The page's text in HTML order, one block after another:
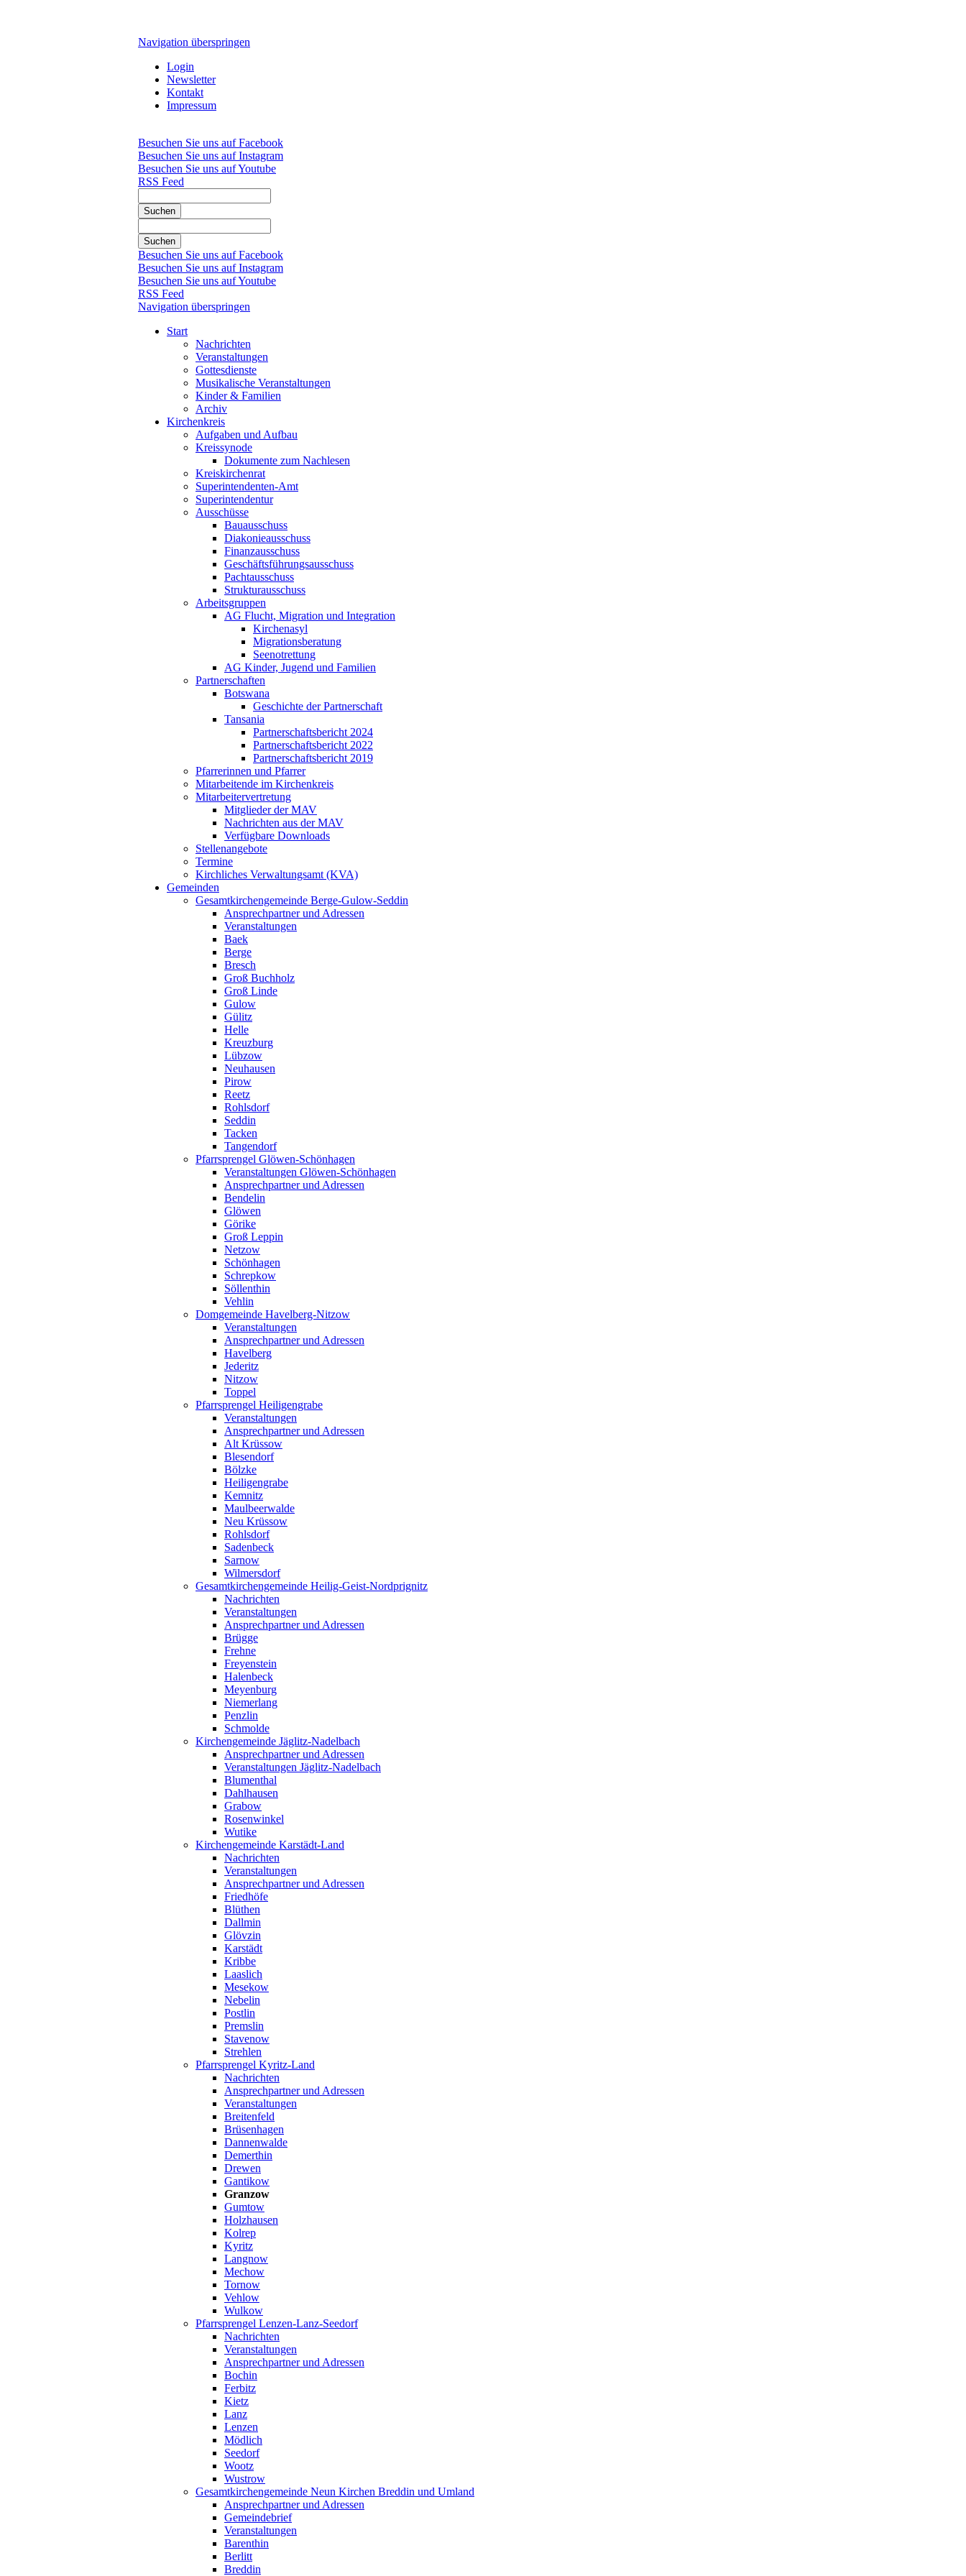
Navigation überspringen
Login
Newsletter
Kontakt
Impressum
Besuchen Sie uns auf Facebook
Besuchen Sie uns auf Instagram
Besuchen Sie uns auf Youtube
RSS Feed
Suchen
Suchen
Besuchen Sie uns auf Facebook
Besuchen Sie uns auf Instagram
Besuchen Sie uns auf Youtube
RSS Feed
Navigation überspringen
Start
Nachrichten
Veranstaltungen
Gottesdienste
Musikalische Veranstaltungen
Kinder & Familien
Archiv
Kirchenkreis
Aufgaben und Aufbau
Kreissynode
Dokumente zum Nachlesen
Kreiskirchenrat
Superintendenten-Amt
Superintendentur
Ausschüsse
Bauausschuss
Diakonieausschuss
Finanzausschuss
Geschäftsführungsausschuss
Pachtausschuss
Strukturausschuss
Arbeitsgruppen
AG Flucht, Migration und Integration
Kirchenasyl
Migrationsberatung
Seenotrettung
AG Kinder, Jugend und Familien
Partnerschaften
Botswana
Geschichte der Partnerschaft
Tansania
Partnerschaftsbericht 2024
Partnerschaftsbericht 2022
Partnerschaftsbericht 2019
Pfarrerinnen und Pfarrer
Mitarbeitende im Kirchenkreis
Mitarbeitervertretung
Mitglieder der MAV
Nachrichten aus der MAV
Verfügbare Downloads
Stellenangebote
Termine
Kirchliches Verwaltungsamt (KVA)
Gemeinden
Gesamtkirchengemeinde Berge-Gulow-Seddin
Ansprechpartner und Adressen
Veranstaltungen
Baek
Berge
Bresch
Groß Buchholz
Groß Linde
Gulow
Gülitz
Helle
Kreuzburg
Lübzow
Neuhausen
Pirow
Reetz
Rohlsdorf
Seddin
Tacken
Tangendorf
Pfarrsprengel Glöwen-Schönhagen
Veranstaltungen Glöwen-Schönhagen
Ansprechpartner und Adressen
Bendelin
Glöwen
Görike
Groß Leppin
Netzow
Schönhagen
Schrepkow
Söllenthin
Vehlin
Domgemeinde Havelberg-Nitzow
Veranstaltungen
Ansprechpartner und Adressen
Havelberg
Jederitz
Nitzow
Toppel
Pfarrsprengel Heiligengrabe
Veranstaltungen
Ansprechpartner und Adressen
Alt Krüssow
Blesendorf
Bölzke
Heiligengrabe
Kemnitz
Maulbeerwalde
Neu Krüssow
Rohlsdorf
Sadenbeck
Sarnow
Wilmersdorf
Gesamtkirchengemeinde Heilig-Geist-Nordprignitz
Nachrichten
Veranstaltungen
Ansprechpartner und Adressen
Brügge
Frehne
Freyenstein
Halenbeck
Meyenburg
Niemerlang
Penzlin
Schmolde
Kirchengemeinde Jäglitz-Nadelbach
Ansprechpartner und Adressen
Veranstaltungen Jäglitz-Nadelbach
Blumenthal
Dahlhausen
Grabow
Rosenwinkel
Wutike
Kirchengemeinde Karstädt-Land
Nachrichten
Veranstaltungen
Ansprechpartner und Adressen
Friedhöfe
Blüthen
Dallmin
Glövzin
Karstädt
Kribbe
Laaslich
Mesekow
Nebelin
Postlin
Premslin
Stavenow
Strehlen
Pfarrsprengel Kyritz-Land
Nachrichten
Ansprechpartner und Adressen
Veranstaltungen
Breitenfeld
Brüsenhagen
Dannenwalde
Demerthin
Drewen
Gantikow
Granzow
Gumtow
Holzhausen
Kolrep
Kyritz
Langnow
Mechow
Tornow
Vehlow
Wulkow
Pfarrsprengel Lenzen-Lanz-Seedorf
Nachrichten
Veranstaltungen
Ansprechpartner und Adressen
Bochin
Ferbitz
Kietz
Lanz
Lenzen
Mödlich
Seedorf
Wootz
Wustrow
Gesamtkirchengemeinde Neun Kirchen Breddin und Umland
Ansprechpartner und Adressen
Gemeindebrief
Veranstaltungen
Barenthin
Berlitt
Breddin